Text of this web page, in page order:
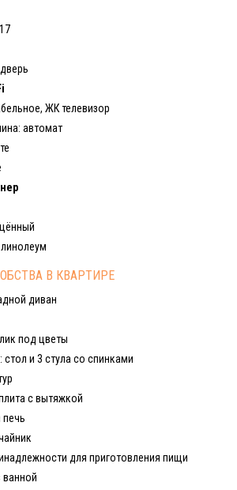
ЖК телевизор
автомат
В КВАРТИРЕ
диван
под цветы
стол и 3 стула со спинками
с вытяжкой
для приготовления пищи
ванной